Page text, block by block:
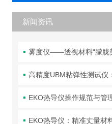
新闻资讯
雾度仪——透视材料“朦胧
EKO热导仪操作规范与管
EKO热导仪：精准丈量材